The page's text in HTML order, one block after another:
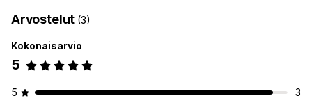
Arvostelut (3)
Kokonaisarvio
5
5
3